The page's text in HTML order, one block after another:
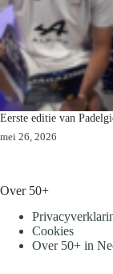
Eerste editie van
mei 26, 2026
Over 50+
Cookies
Over 50+ in